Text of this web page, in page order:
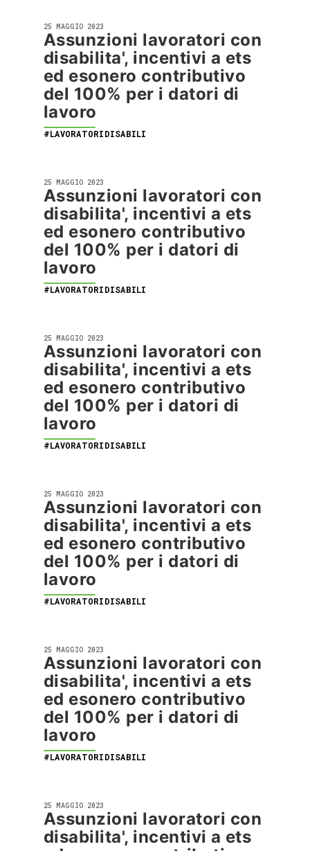
25 MAGGIO 2023
Assunzioni lavoratori con
disabilita', incentivi a ets
ed esonero contributivo
del 100% per i datori di
lavoro
#LAVORATORIDISABILI
25 MAGGIO 2023
Assunzioni lavoratori con
disabilita', incentivi a ets
ed esonero contributivo
del 100% per i datori di
lavoro
#LAVORATORIDISABILI
25 MAGGIO 2023
Assunzioni lavoratori con
disabilita', incentivi a ets
ed esonero contributivo
del 100% per i datori di
lavoro
#LAVORATORIDISABILI
25 MAGGIO 2023
Assunzioni lavoratori con
disabilita', incentivi a ets
ed esonero contributivo
del 100% per i datori di
lavoro
#LAVORATORIDISABILI
25 MAGGIO 2023
Assunzioni lavoratori con
disabilita', incentivi a ets
ed esonero contributivo
del 100% per i datori di
lavoro
#LAVORATORIDISABILI
25 MAGGIO 2023
Assunzioni lavoratori con
disabilita', incentivi a ets